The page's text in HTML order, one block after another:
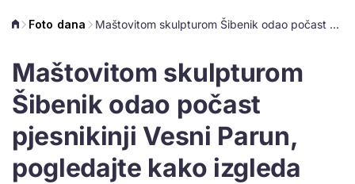
Foto dana Maštovitom skulpturom Šibenik odao počast pjesnikinji Vesni Parun, pogledajte kako izgleda
Maštovitom skulpturom
Šibenik odao počast
pjesnikinji Vesni Parun,
pogledajte kako izgleda